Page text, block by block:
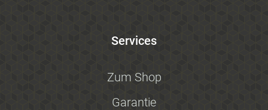
Services
Zum Shop
Garantie